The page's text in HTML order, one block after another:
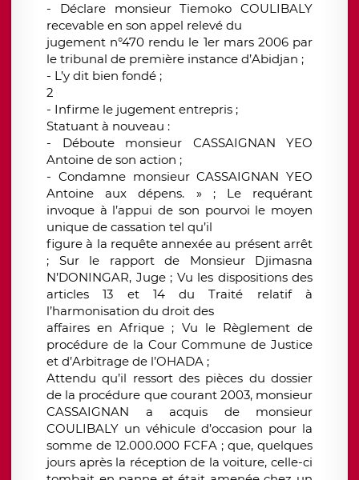
- Déclare monsieur Tiemoko COULIBALY
recevable en son appel relevé du
jugement n°470 rendu le 1er mars 2006 par
le tribunal de première instance d’Abidjan ;
- L’y dit bien fondé ;
2
- Infirme le jugement entrepris ;
Statuant à nouveau :
- Déboute monsieur CASSAIGNAN YEO
Antoine de son action ;
- Condamne monsieur CASSAIGNAN YEO
Antoine aux dépens. » ; Le requérant
invoque à l’appui de son pourvoi le moyen
unique de cassation tel qu’il
figure à la requête annexée au présent arrêt
; Sur le rapport de Monsieur Djimasna
N’DONINGAR, Juge ; Vu les dispositions des
articles 13 et 14 du Traité relatif à
l’harmonisation du droit des
affaires en Afrique ; Vu le Règlement de
procédure de la Cour Commune de Justice
et d’Arbitrage de l’OHADA ;
Attendu qu’il ressort des pièces du dossier
de la procédure que courant 2003, monsieur
CASSAIGNAN a acquis de monsieur
COULIBALY un véhicule d’occasion pour la
somme de 12.000.000 FCFA ; que, quelques
jours après la réception de la voiture, celle-ci